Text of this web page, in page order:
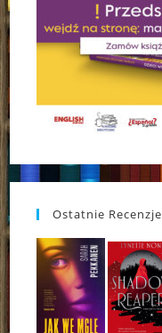
Ostatnie Recenzje